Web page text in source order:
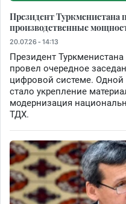
Президент Туркменистана
производственные
20.07.26 - 14:13
Президент
провел очередное
цифровой системе.
стало укрепление
модернизация
ТДХ.